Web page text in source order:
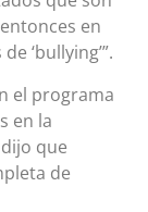
en
‘bullying’”.
el programa
en la
que
de